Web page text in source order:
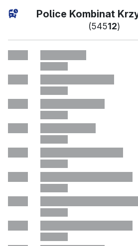
Police Kombinat
(54512)